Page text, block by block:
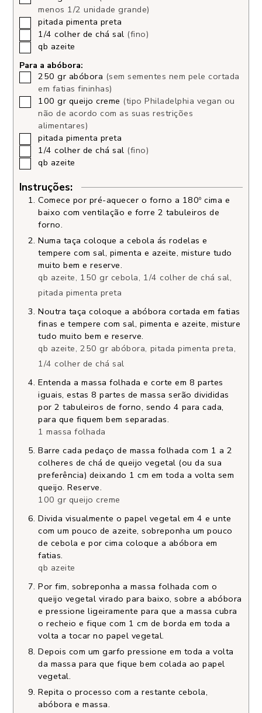
menos 1/2 unidade grande)
pitada pimenta preta
1/4 colher de chá sal (fino)
qb azeite
Para a abóbora:
250 gr abóbora (sem sementes nem pele cortada
em fatias fininhas)
100 gr queijo creme (tipo Philadelphia vegan ou
não de acordo com as suas restrições
alimentares)
pitada pimenta preta
1/4 colher de chá sal (fino)
qb azeite
Instruções:
Comece por pré-aquecer o forno a 180º cima e
baixo com ventilação e forre 2 tabuleiros de
forno.
Numa taça coloque a cebola ás rodelas e
tempere com sal, pimenta e azeite, misture tudo
muito bem e reserve.
qb azeite, 150 gr cebola, 1/4 colher de chá sal,
pitada pimenta preta
Noutra taça coloque a abóbora cortada em fatias
finas e tempere com sal, pimenta e azeite, misture
tudo muito bem e reserve.
qb azeite, 250 gr abóbora, pitada pimenta preta,
1/4 colher de chá sal
Entenda a massa folhada e corte em 8 partes
iguais, estas 8 partes de massa serão divididas
por 2 tabuleiros de forno, sendo 4 para cada,
para que fiquem bem separadas.
1 massa folhada
Barre cada pedaço de massa folhada com 1 a 2
colheres de chá de queijo vegetal (ou da sua
preferência) deixando 1 cm em toda a volta sem
queijo. Reserve.
100 gr queijo creme
Divida visualmente o papel vegetal em 4 e unte
com um pouco de azeite, sobreponha um pouco
de cebola e por cima coloque a abóbora em
fatias.
qb azeite
Por fim, sobreponha a massa folhada com o
queijo vegetal virado para baixo, sobre a abóbora
e pressione ligeiramente para que a massa cubra
o recheio e fique com 1 cm de borda em toda a
volta a tocar no papel vegetal.
Depois com um garfo pressione em toda a volta
da massa para que fique bem colada ao papel
vegetal.
Repita o processo com a restante cebola,
abóbora e massa.